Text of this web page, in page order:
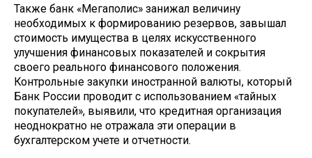
Также банк «Мегаполис» занижал величину
необходимых к формированию резервов, завышал
стоимость имущества в целях искусственного
улучшения финансовых показателей и сокрытия
своего реального финансового положения.
Контрольные закупки иностранной валюты, который
Банк России проводит с использованием «тайных
покупателей», выявили, что кредитная организация
неоднократно не отражала эти операции в
бухгалтерском учете и отчетности.